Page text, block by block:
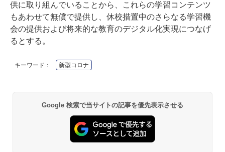
供に取り組んでいることから、これらの学習コンテンツ
もあわせて無償で提供し、休校措置中のさらなる学習機
会の提供および将来的な教育のデジタル化実現につなげ
るとする。
キーワード： 新型コロナ
Google 検索で当サイトの記事を優先表示させる